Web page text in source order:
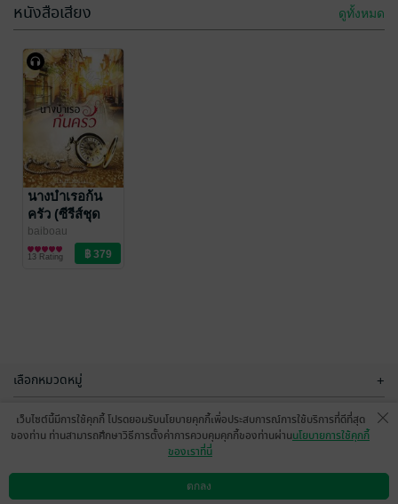
หนังสือเสียง ดูทั้งหมด
นางบำเรอก้น
ครัว (ซีรีส์ชุด
Sweet
temptations)
ลำดับที่ 3
baiboau
นิยายโรมานซ์
13 Rating
เลือกหมวดหมู่ +
บริการช่วยเหลือ +
ดาวน์โหลดแอป วิธีการใช้งาน ติดต่อเรา
เว็บไซต์นี้มีการใช้คุกกี้ โปรดยอมรับนโยบายคุกกี้เพื่อประสบการณ์การใช้บริการที่ดีที่สุด
ของท่าน ท่านสามารถศึกษาวิธีการตั้งค่าการควบคุมคุกกี้ของท่านผ่านนโยบายการใช้คุกกี้
ของเราที่นี่
ตกลง